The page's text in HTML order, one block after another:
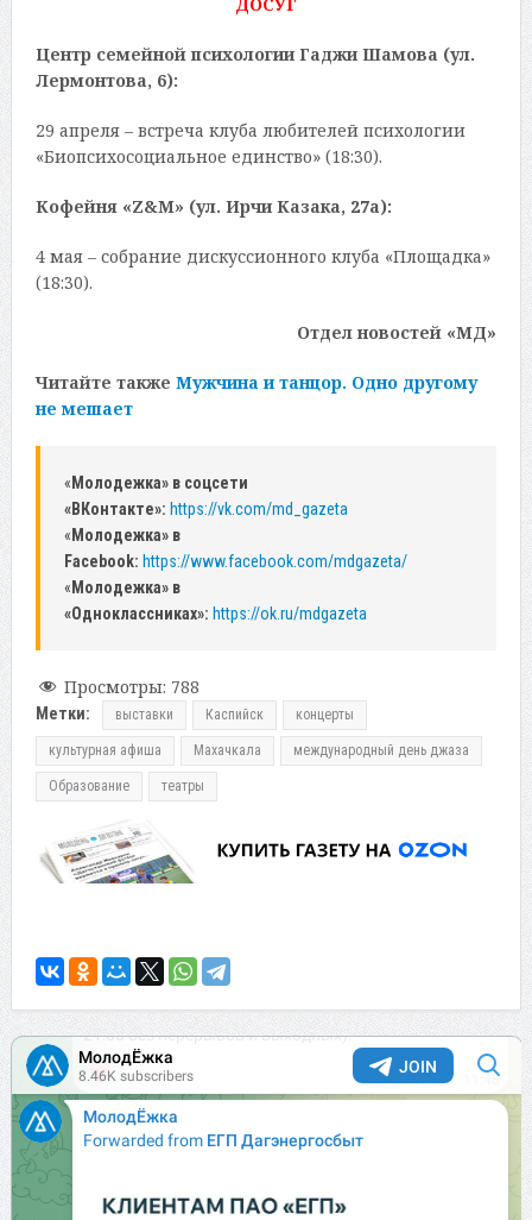
Центр семейной психологии Гаджи Шамова (ул.
Лермонтова, 6):
29 апреля – встреча клуба любителей психологии
«Биопсихосоциальное единство» (18:30).
Кофейня «Z&M» (ул. Ирчи Казака, 27а):
4 мая – собрание дискуссионного клуба «Площадка»
(18:30).
Отдел новостей «МД»
Читайте также Мужчина и танцор. Одно другому
не мешает
«Молодежка» в соцсети
«ВКонтакте»: https://vk.com/md_gazeta
«Молодежка» в
Facebook: https://www.facebook.com/mdgazeta/
«Молодежка» в
«Одноклассниках»: https://ok.ru/mdgazeta
Просмотры: 788
Метки: выставки Каспийск концерты
культурная афиша Махачкала международный день джаза
Образование театры